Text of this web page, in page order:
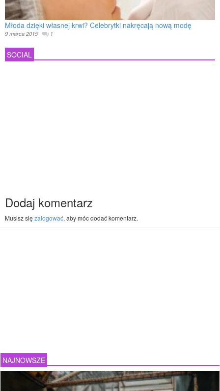
Młoda dzięki własnej krwi? Celebrytki nakręcają nową modę
9 marca 2015 1
SOCIAL
Dodaj komentarz
Musisz się zalogować, aby móc dodać komentarz.
NAJNOWSZE